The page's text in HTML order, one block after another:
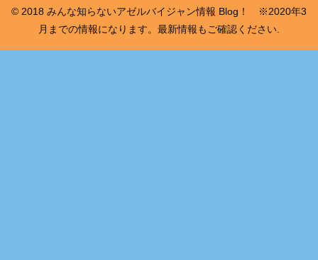
© 2018 みんな知らないアゼルバイジャン情報 Blog！ ※2020年3
月までの情報になります。最新情報もご確認ください.